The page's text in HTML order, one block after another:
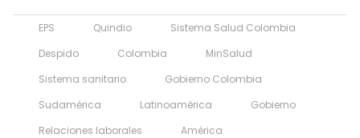
EPS Quindio
Sistema Salud Colombia
Despido
Colombia
MinSalud
Sistema sanitario
Gobierno Colombia
Sudamérica
Latinoamérica
Gobierno
Relaciones laborales
América